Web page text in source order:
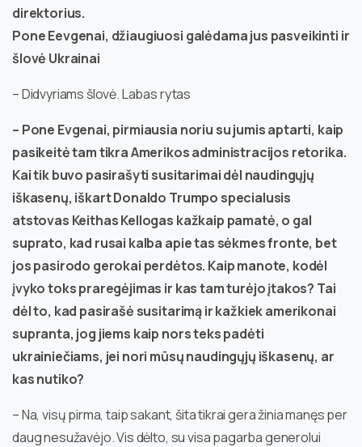
direktorius.
Pone Eevgenai, džiaugiuosi galėdama jus pasveikinti ir
šlovė Ukrainai
– Didvyriams šlovė. Labas rytas
– Pone Evgenai, pirmiausia noriu su jumis aptarti, kaip
pasikeitė tam tikra Amerikos administracijos retorika.
Kai tik buvo pasirašyti susitarimai dėl naudingųjų
iškasenų, iškart Donaldo Trumpo specialusis
atstovas Keithas Kellogas kažkaip pamatė, o gal
suprato, kad rusai kalba apie tas sėkmes fronte, bet
jos pasirodo gerokai perdėtos. Kaip manote, kodėl
įvyko toks praregėjimas ir kas tam turėjo įtakos? Tai
dėl to, kad pasirašė susitarimą ir kažkiek amerikonai
supranta, jog jiems kaip nors teks padėti
ukrainiečiams, jei nori mūsų naudingųjų iškasenų, ar
kas nutiko?
– Na, visų pirma, taip sakant, šita tikrai gera žinia manęs per
daug nesužavėjo. Vis dėlto, su visa pagarba generolui